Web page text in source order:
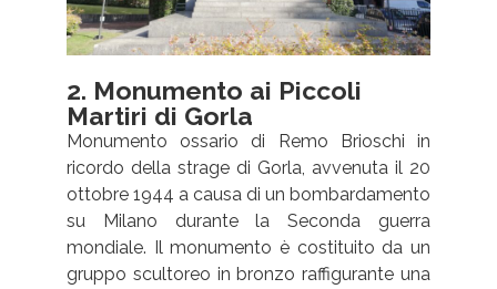
2. Monumento ai Piccoli
Martiri di Gorla
Monumento ossario di Remo Brioschi in
ricordo della strage di Gorla, avvenuta il 20
ottobre 1944 a causa di un bombardamento
su Milano durante la Seconda guerra
mondiale. Il monumento è costituito da un
gruppo scultoreo in bronzo raffigurante una